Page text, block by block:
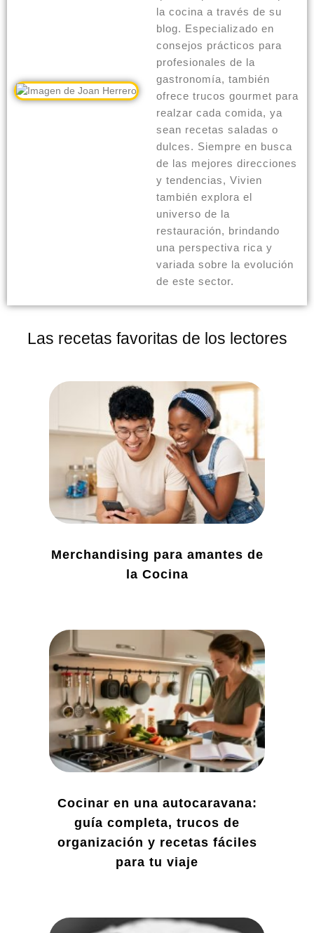
la cocina a través de su
blog. Especializado en
consejos prácticos para
profesionales de la
gastronomía, también
ofrece trucos gourmet para
realzar cada comida, ya
sean recetas saladas o
dulces. Siempre en busca
de las mejores direcciones
y tendencias, Vivien
también explora el
universo de la
restauración, brindando
una perspectiva rica y
variada sobre la evolución
de este sector.
Las recetas favoritas de los lectores
Merchandising para amantes de
la Cocina
Cocinar en una autocaravana:
guía completa, trucos de
organización y recetas fáciles
para tu viaje